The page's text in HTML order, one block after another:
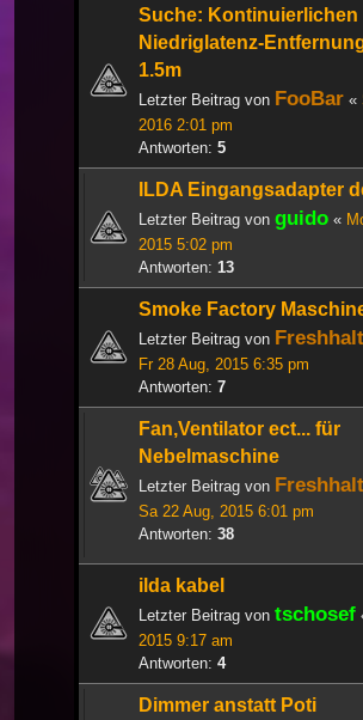
Suche: Kontinuierlichen
Niedriglatenz-
1.5m
Letzter Beitrag von FooBar «
2016 2:01 pm
Antworten: 5
ILDA Eingangsadapter
Letzter Beitrag von guido «
2015 5:02 pm
Antworten: 13
Smoke Factory
Letzter Beitrag von
Fr 28 Aug, 2015 6:35 pm
Antworten: 7
Fan,Ventilator ect... für
Nebelmaschine
Letzter Beitrag von
Sa 22 Aug, 2015 6:01 pm
Antworten: 38
ilda kabel
Letzter Beitrag von tschosef
2015 9:17 am
Antworten: 4
Dimmer anstatt Poti